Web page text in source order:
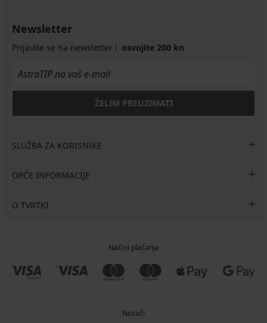
Newsletter
Prijavite se na newsletter i osvojite 200 kn
ŽELIM PREUZIMATI
SLUŽBA ZA KORISNIKE
OPĆE INFORMACIJE
O TVRTKI
Načini plaćanja
Nosači